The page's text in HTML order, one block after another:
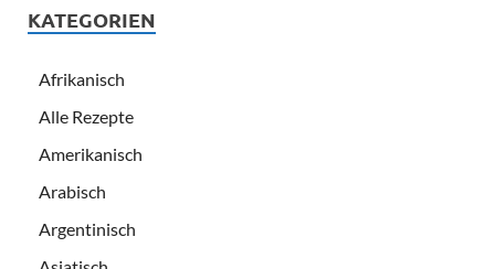
KATEGORIEN
Afrikanisch
Alle Rezepte
Amerikanisch
Arabisch
Argentinisch